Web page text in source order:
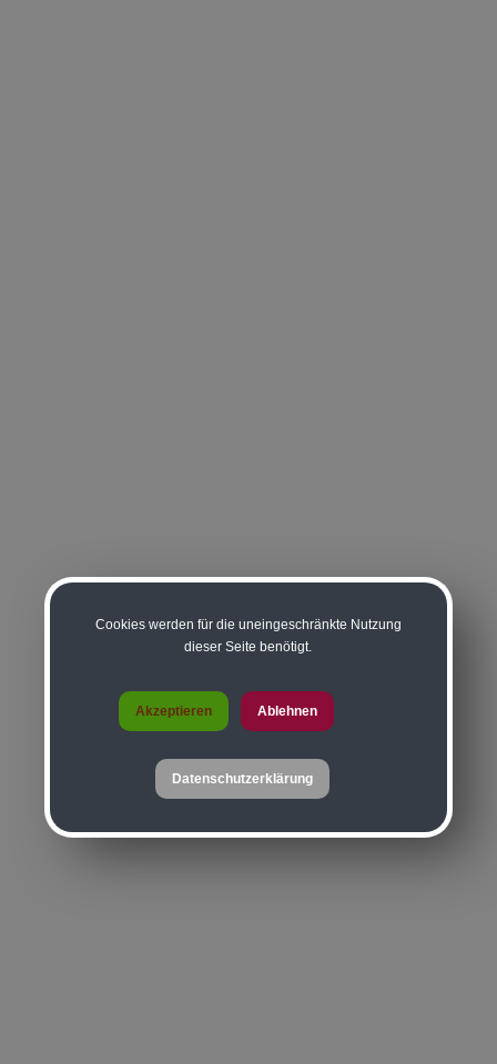
Cookies werden für die uneingeschränkte Nutzung
dieser Seite benötigt.
Akzeptieren Ablehnen
Datenschutzerklärung